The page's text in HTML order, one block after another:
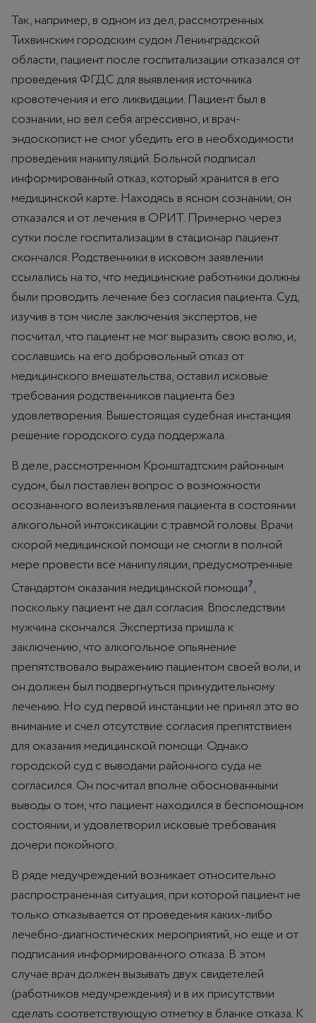
Так, например, в одном из дел, рассмотренных
Тихвинским городским судом Ленинградской
области, пациент после госпитализации отказался от
проведения ФГДС для выявления источника
кровотечения и его ликвидации. Пациент был в
сознании, но вел себя агрессивно, и врач-
эндоскопист не смог убедить его в необходимости
проведения манипуляций. Больной подписал
информированный отказ, который хранится в его
медицинской карте. Находясь в ясном сознании, он
отказался и от лечения в ОРИТ. Примерно через
сутки после госпитализации в стационар пациент
скончался. Родственники в исковом заявлении
ссылались на то, что медицинские работники должны
были проводить лечение без согласия пациента. Суд,
изучив в том числе заключения экспертов, не
посчитал, что пациент не мог выразить свою волю, и,
сославшись на его добровольный отказ от
медицинского вмешательства, оставил исковые
требования родственников пациента без
удовлетворения. Вышестоящая судебная инстанция
решение городского суда поддержала.
В деле, рассмотренном Кронштадтским районным
судом, был поставлен вопрос о возможности
осознанного волеизъявления пациента в состоянии
алкогольной интоксикации с травмой головы. Врачи
скорой медицинской помощи не смогли в полной
мере провести все манипуляции, предусмотренные
Стандартом оказания медицинской помощи7,
поскольку пациент не дал согласия. Впоследствии
мужчина скончался. Экспертиза пришла к
заключению, что алкогольное опьянение
препятствовало выражению пациентом своей воли, и
он должен был подвергнуться принудительному
лечению. Но суд первой инстанции не принял это во
внимание и счел отсутствие согласия препятствием
для оказания медицинской помощи. Однако
городской суд с выводами районного суда не
согласился. Он посчитал вполне обоснованными
выводы о том, что пациент находился в беспомощном
состоянии, и удовлетворил исковые требования
дочери покойного.
В ряде медучреждений возникает относительно
распространенная ситуация, при которой пациент не
только отказывается от проведения каких-либо
лечебно-диагностических мероприятий, но еще и от
подписания информированного отказа. В этом
случае врач должен вызывать двух свидетелей
(работников медучреждения) и в их присутствии
сделать соответствующую отметку в бланке отказа. К